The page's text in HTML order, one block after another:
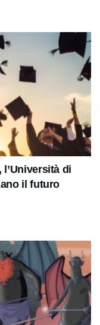
di
il futuro